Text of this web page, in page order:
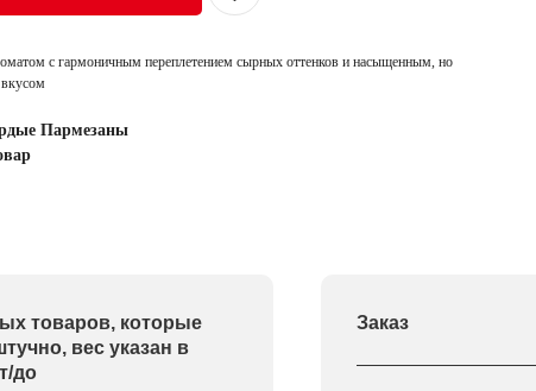
с гармоничным переплетением сырных оттенков и насыщенным, но
Пармезаны
товаров, которые
вес указан в
до
Заказ